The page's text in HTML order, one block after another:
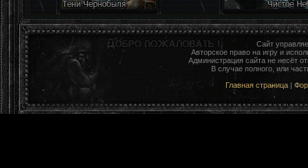
Сайт
Авторское право на игру и
Администрация сайта не несёт
В случае полного, или
Главная страница |